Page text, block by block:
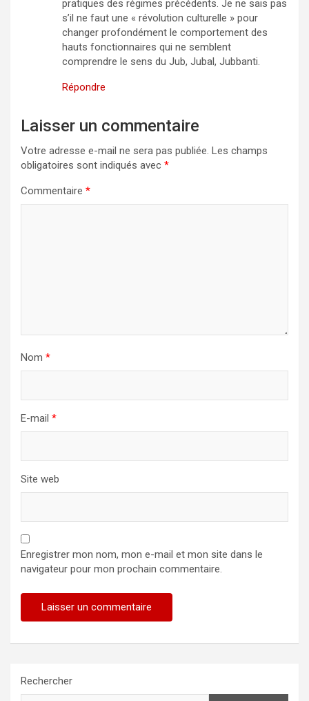
pratiques des régimes précédents. Je ne sais pas
s’il ne faut une « révolution culturelle » pour
changer profondément le comportement des
hauts fonctionnaires qui ne semblent
comprendre le sens du Jub, Jubal, Jubbanti.
Répondre
Laisser un commentaire
Votre adresse e-mail ne sera pas publiée. Les champs
obligatoires sont indiqués avec *
Commentaire *
Nom *
E-mail *
Site web
Enregistrer mon nom, mon e-mail et mon site dans le
navigateur pour mon prochain commentaire.
Rechercher